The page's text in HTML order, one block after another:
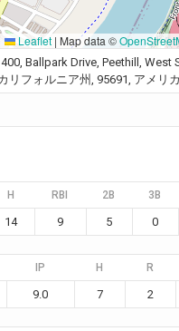
Leaflet | Map data ©
Ballpark Drive, Peethill, West
リフォルニア州, 95691, アメリ
H RBI 2B 3B
14 9 5 0
IP H R
9.0 7 2